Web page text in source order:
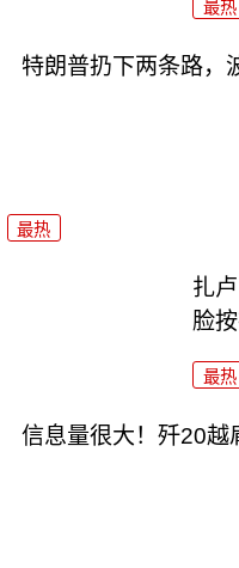
最热
特朗普扔下两条路，
最热
扎
脸
最热
信息量很大！歼20越